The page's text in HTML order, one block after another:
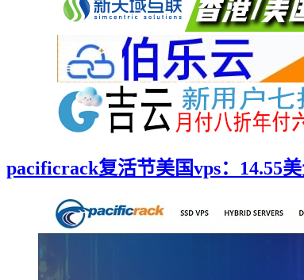
pacificrack复活节美国vps：14.55